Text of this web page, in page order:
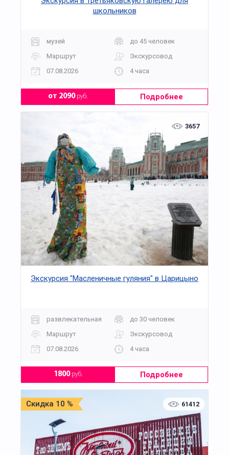
школьников
музей
до 45 человек
Маршрут
Экскурсовод
07.08.2026
4 часа
от 2090руб. Подробнее
3657
Экскурсия "Масленичные гуляния" в Царицыно
развлекательная
до 30 человек
Маршрут
Экскурсовод
07.08.2026
4 часа
1800руб. Подробнее
Скидка 10 % 61412